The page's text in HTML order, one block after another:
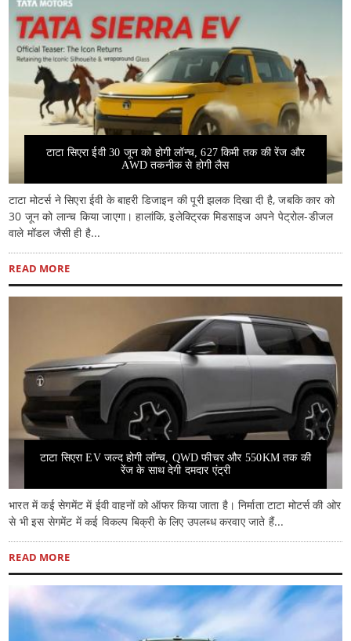
टाटा सिएरा ईवी 30 जून को होगी लॉन्च, 627 किमी तक की रेंज और
AWD तकनीक से होगी लैस
टाटा मोटर्स ने सिएरा ईवी के बाहरी डिजाइन की पूरी झलक दिखा दी है, जबकि कार को
30 जून को लान्च किया जाएगा। हालांकि, इलेक्ट्रिक मिडसाइज अपने पेट्रोल-डीजल
वाले मॉडल जैसी ही है...
READ MORE
टाटा सिएरा EV जल्द होगी लॉन्च, QWD फीचर और 550KM तक की
रेंज के साथ देगी दमदार एंट्री
भारत में कई सेगमेंट में ईवी वाहनों को ऑफर किया जाता है। निर्माता टाटा मोटर्स की ओर
से भी इस सेगमेंट में कई विकल्प बिक्री के लिए उपलब्ध करवाए जाते हैं...
READ MORE